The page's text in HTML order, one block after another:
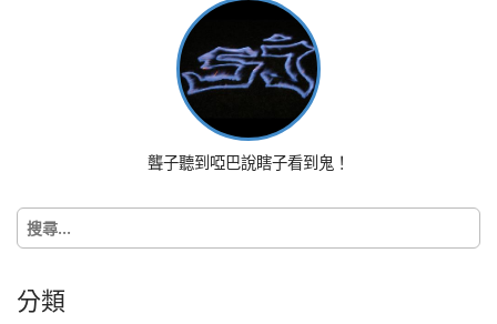
i
o
n
聾子聽到啞巴說瞎子看到鬼！
搜
尋
字:
分類